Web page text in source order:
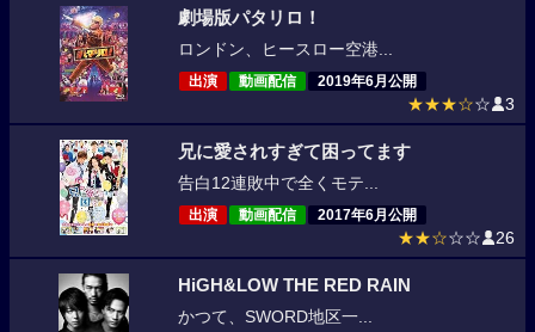
劇場版パタリロ！
ロンドン、ヒースロー空港...
出演 動画配信 2019年6月公開
★★★☆☆ 3
兄に愛されすぎて困ってます
告白12連敗中で全くモテ...
出演 動画配信 2017年6月公開
★★☆☆☆ 26
HiGH&LOW THE RED RAIN
かつて、SWORD地区一...